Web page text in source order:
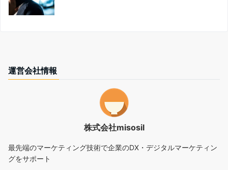
運営会社情報
株式会社misosil
最先端のマーケティング技術で企業のDX・デジタルマーケティン
グをサポート